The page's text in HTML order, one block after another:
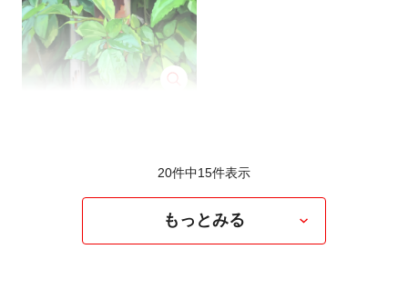
20件中15件表示
もっとみる